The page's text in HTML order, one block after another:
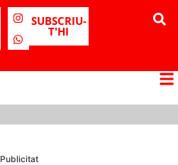
SUBSCRIU-
T'HI
Publicitat